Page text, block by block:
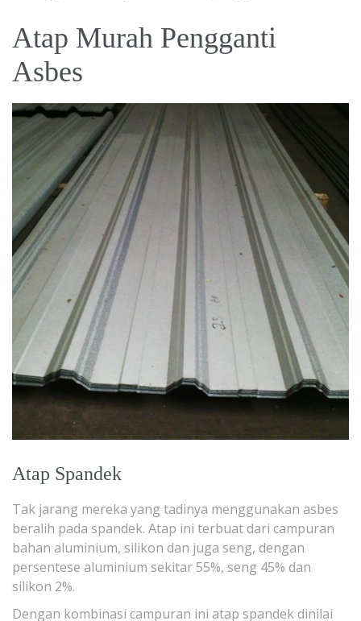
Atap Murah Pengganti
Asbes
Atap Spandek
Tak jarang mereka yang tadinya menggunakan asbes
beralih pada spandek. Atap ini terbuat dari campuran
bahan aluminium, silikon dan juga seng, dengan
persentese aluminium sekitar 55%, seng 45% dan
silikon 2%.
Dengan kombinasi campuran ini atap spandek dinilai